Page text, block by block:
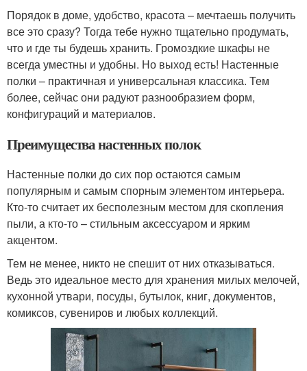
Порядок в доме, удобство, красота – мечтаешь получить
все это сразу? Тогда тебе нужно тщательно продумать,
что и где ты будешь хранить. Громоздкие шкафы не
всегда уместны и удобны. Но выход есть! Настенные
полки – практичная и универсальная классика. Тем
более, сейчас они радуют разнообразием форм,
конфигураций и материалов.
Преимущества настенных полок
Настенные полки до сих пор остаются самым
популярным и самым спорным элементом интерьера.
Кто-то считает их бесполезным местом для скопления
пыли, а кто-то – стильным аксессуаром и ярким
акцентом.
Тем не менее, никто не спешит от них отказываться.
Ведь это идеальное место для хранения милых мелочей,
кухонной утвари, посуды, бутылок, книг, документов,
комиксов, сувениров и любых коллекций.